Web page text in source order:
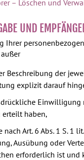
– Löschen und
UND
Ihrer
Beschreibung der
explizit darauf
Einwilligung
erteilt haben,
nach Art. 6 Abs. 1 S. 1
Ausübung oder
erforderlich ist und